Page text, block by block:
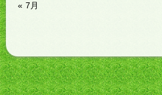
« 7月